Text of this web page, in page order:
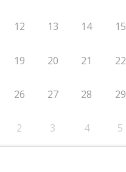
12 13 14 15
19 20 21 22
26 27 28 29
2 3 4 5